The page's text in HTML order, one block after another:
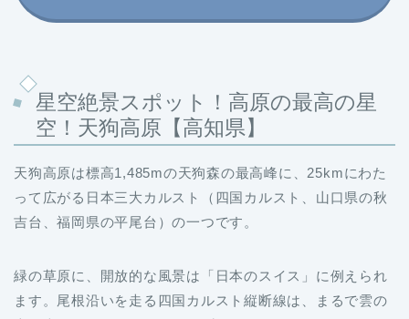
星空絶景スポット！高原の最高の星
空！天狗高原【高知県】
天狗高原は標高1,485mの天狗森の最高峰に、25kmにわた
って広がる日本三大カルスト（四国カルスト、山口県の秋
吉台、福岡県の平尾台）の一つです。
緑の草原に、開放的な風景は「日本のスイス」に例えられ
ます。尾根沿いを走る四国カルスト縦断線は、まるで雲の